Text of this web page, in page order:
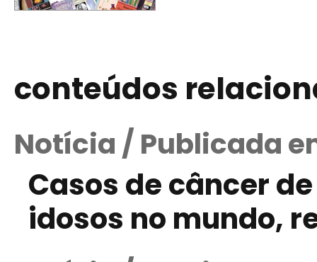
conteúdos
Notícia / Publicada
Casos de câncer
idosos no mundo,